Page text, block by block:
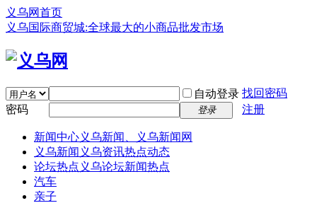
义乌网首页
义乌国际商贸城:全球最大的小商品批发市场
自动登录 找回密码
密码
登录 注册
新闻中心义乌新闻、义乌新闻网
义乌新闻 义乌资讯热点动态
论坛热点 义乌论坛新闻热点
汽车
亲子